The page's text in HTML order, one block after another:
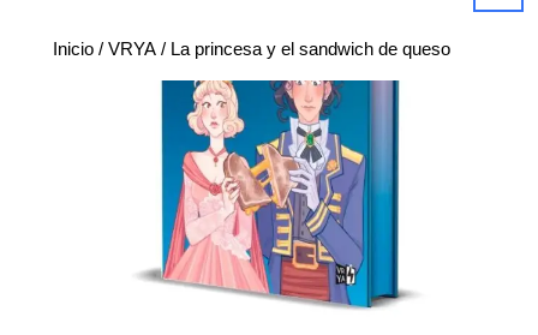
Inicio / VRYA / La princesa y el sandwich de queso